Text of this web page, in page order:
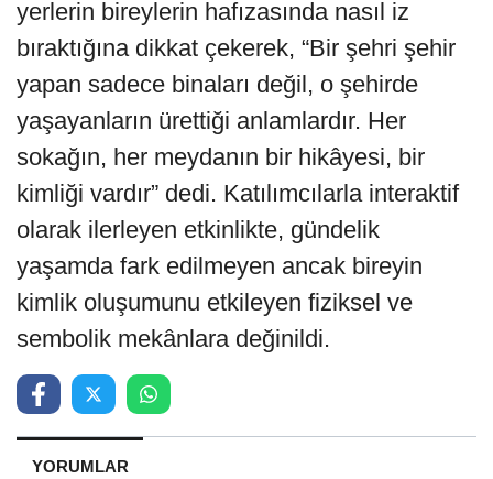
yerlerin bireylerin hafızasında nasıl iz
bıraktığına dikkat çekerek, “Bir şehri şehir
yapan sadece binaları değil, o şehirde
yaşayanların ürettiği anlamlardır. Her
sokağın, her meydanın bir hikâyesi, bir
kimliği vardır” dedi. Katılımcılarla interaktif
olarak ilerleyen etkinlikte, gündelik
yaşamda fark edilmeyen ancak bireyin
kimlik oluşumunu etkileyen fiziksel ve
sembolik mekânlara değinildi.
YORUMLAR